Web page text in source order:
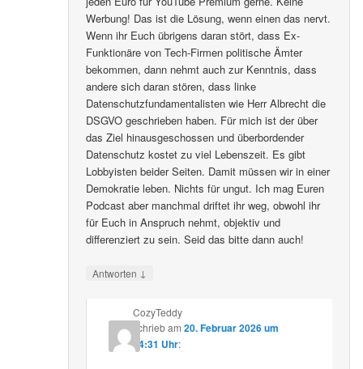
Werbung! Das ist die Lösung, wenn einen das nervt.
Wenn ihr Euch übrigens daran stört, dass Ex-
Funktionäre von Tech-Firmen politische Ämter
bekommen, dann nehmt auch zur Kenntnis, dass
andere sich daran stören, dass linke
Datenschutzfundamentalisten wie Herr Albrecht die
DSGVO geschrieben haben. Für mich ist der über
das Ziel hinausgeschossen und überbordender
Datenschutz kostet zu viel Lebenszeit. Es gibt
Lobbyisten beider Seiten. Damit müssen wir in einer
Demokratie leben. Nichts für ungut. Ich mag Euren
Podcast aber manchmal driftet ihr weg, obwohl ihr
für Euch in Anspruch nehmt, objektiv und
differenziert zu sein. Seid das bitte dann auch!
Antworten ↓
CozyTeddy
schriebam 20. Februar 2026 um
14:31 Uhr: